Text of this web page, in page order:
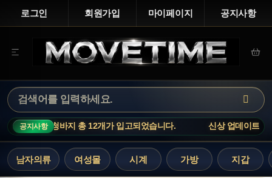
로그인 회원가입 마이페이지 공지사항
공지사항
총 12개가 입고되었습니다. 신상 업데이트 : 루이비통 티셔츠,
남자의류 여성몰 시계 가방 지갑